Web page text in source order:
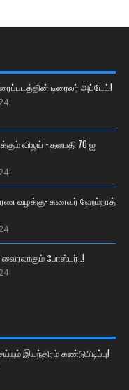
டிரைலர் அப்டேட்!
விஜய் - தளபதி 70 ஐ
மரண வழக்கு- கணவர் ஹேம்நாத்
வைரலாகும் போஸ்டர்..!
இயந்திரம் கண்டுபிடிப்பு!